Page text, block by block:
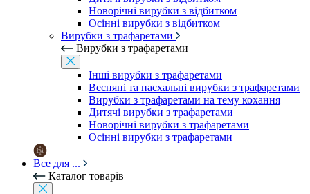
Новорічні вирубки з відбитком
Осінні вирубки з відбитком
Вирубки з трафаретами
Вирубки з трафаретами
Інші вирубки з трафаретами
Весняні та пасхальні вирубки з трафаретами
Вирубки з трафаретами на тему кохання
Дитячі вирубки з трафаретами
Новорічні вирубки з трафаретами
Осінні вирубки з трафаретами
Все для ...
Каталог товарів